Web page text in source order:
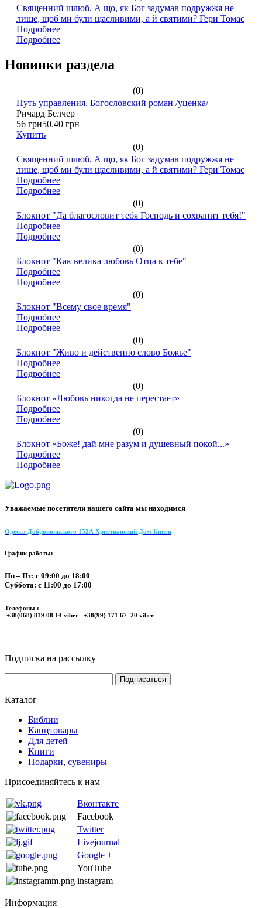
Священний шлюб. А що, як Бог задумав подружжя не
лише, щоб ми були щасливими, а й святими? Гери Томас
Подробнее
Подробнее
Новинки раздела
(0)
Путь управления. Богословский роман /уценка/
Ричард Белчер
56 грн50.40 грн
Купить
(0)
Священний шлюб. А що, як Бог задумав подружжя не
лише, щоб ми були щасливими, а й святими? Гери Томас
Подробнее
Подробнее
(0)
Блокнот "Да благословит тебя Господь и сохранит тебя!"
Подробнее
Подробнее
(0)
Блокнот "Как велика любовь Отца к тебе"
Подробнее
Подробнее
(0)
Блокнот "Всему свое время"
Подробнее
Подробнее
(0)
Блокнот "Живо и действенно слово Божье"
Подробнее
Подробнее
(0)
Блокнот «Любовь никогда не перестает»
Подробнее
Подробнее
(0)
Блокнот «Боже! дай мне разум и душевный покой...»
Подробнее
Подробнее
Уважаемые посетители нашего сайта мы находимся
Одесса Добровольского 152А Христианский Дом Книги
График работы:
Пн – Пт: с 09:00 до 18:00
Суббота: с 11:00 до 17:00
Телефоны :
+38(068) 819 08 14 viber +38(99) 171 67 20 viber
Подписка на рассылку
Каталог
Библии
Канцтовары
Для детей
Книги
Подарки, сувениры
Присоединяйтесь к нам
Вконтакте
Facebook
Twitter
Livejournal
Google +
YouTube
instagram
Информация